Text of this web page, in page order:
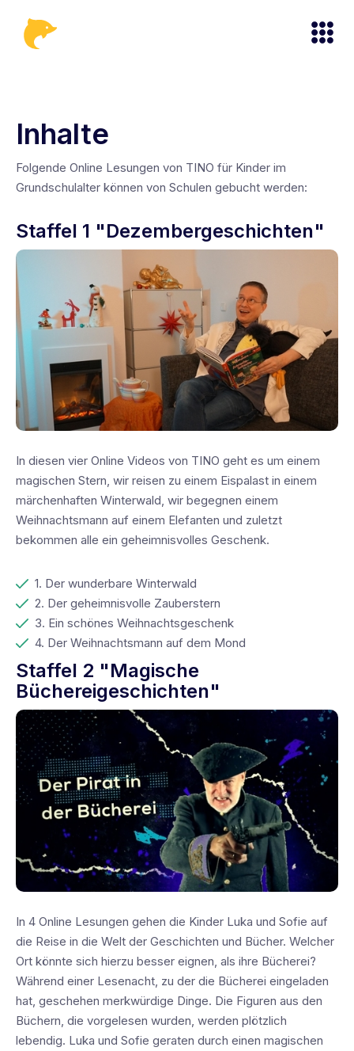
Inhalte
Folgende Online Lesungen von TINO für Kinder im
Grundschulalter können von Schulen gebucht werden:
Staffel 1 "Dezembergeschichten"
In diesen vier Online Videos von TINO geht es um einem
magischen Stern, wir reisen zu einem Eispalast in einem
märchenhaften Winterwald, wir begegnen einem
Weihnachtsmann auf einem Elefanten und zuletzt
bekommen alle ein geheimnisvolles Geschenk.
1. Der wunderbare Winterwald
2. Der geheimnisvolle Zauberstern
3. Ein schönes Weihnachtsgeschenk
4. Der Weihnachtsmann auf dem Mond
Staffel 2 "Magische
Büchereigeschichten"
In 4 Online Lesungen gehen die Kinder Luka und Sofie auf
die Reise in die Welt der Geschichten und Bücher. Welcher
Ort könnte sich hierzu besser eignen, als ihre Bücherei?
Während einer Lesenacht, zu der die Bücherei eingeladen
hat, geschehen merkwürdige Dinge. Die Figuren aus den
Büchern, die vorgelesen wurden, werden plötzlich
lebendig. Luka und Sofie geraten durch einen magischen